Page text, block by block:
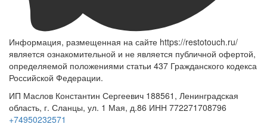
Информация, размещенная на сайте https://restotouch.ru/
является ознакомительной и не является публичной офертой,
определяемой положениями статьи 437 Гражданского кодекса
Российской Федерации.
ИП Маслов Константин Сергеевич 188561, Ленинградская
область, г. Сланцы, ул. 1 Мая, д.86 ИНН 772271708796
+74950232571